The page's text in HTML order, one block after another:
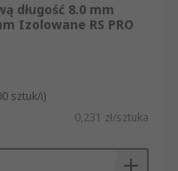
długość 8.0 mm
Izolowane RS PRO
sztuk/i)
0,231 zł/sztuka